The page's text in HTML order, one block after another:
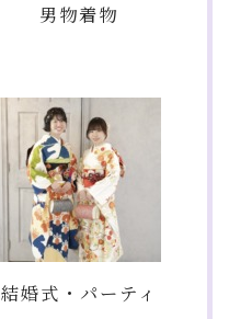
男物着物
結婚式・パーティ